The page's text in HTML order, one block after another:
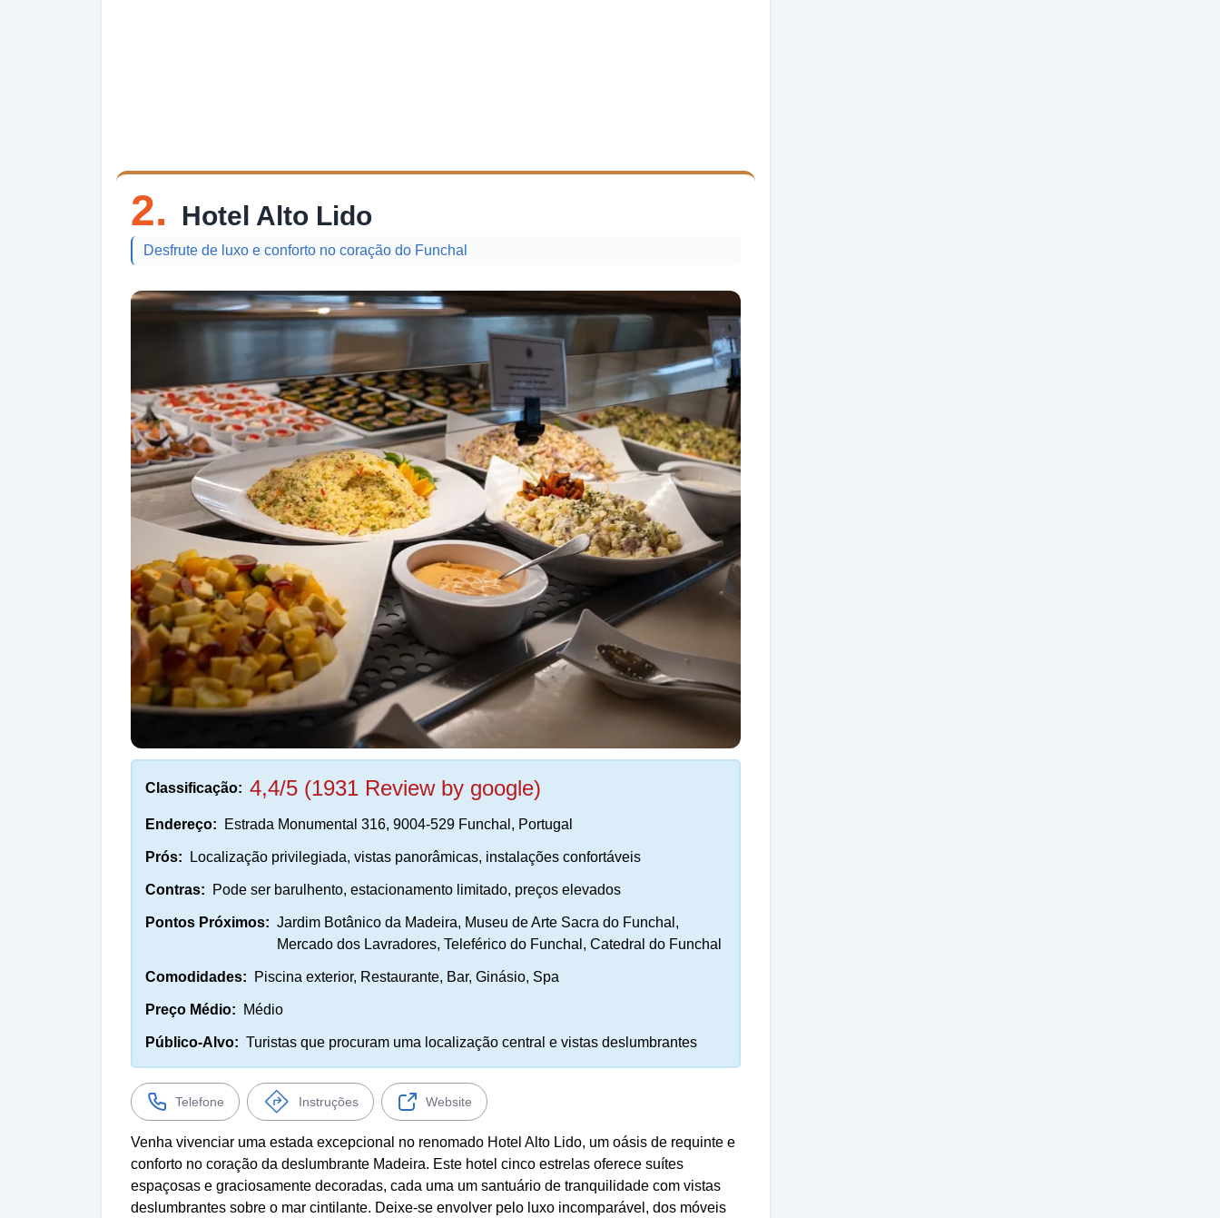
2. Hotel Alto Lido
Desfrute de luxo e conforto no coração do Funchal
Classificação: 4,4/5 (1931 Review by google)
Endereço: Estrada Monumental 316, 9004-529 Funchal, Portugal
Prós: Localização privilegiada, vistas panorâmicas, instalações confortáveis
Contras: Pode ser barulhento, estacionamento limitado, preços elevados
Pontos Próximos: Jardim Botânico da Madeira, Museu de Arte Sacra do Funchal,
Mercado dos Lavradores, Teleférico do Funchal, Catedral do Funchal
Comodidades: Piscina exterior, Restaurante, Bar, Ginásio, Spa
Preço Médio: Médio
Público-Alvo: Turistas que procuram uma localização central e vistas deslumbrantes
Telefone Instruções Website
Venha vivenciar uma estada excepcional no renomado Hotel Alto Lido, um oásis de requinte e
conforto no coração da deslumbrante Madeira. Este hotel cinco estrelas oferece suítes
espaçosas e graciosamente decoradas, cada uma um santuário de tranquilidade com vistas
deslumbrantes sobre o mar cintilante. Deixe-se envolver pelo luxo incomparável, dos móveis